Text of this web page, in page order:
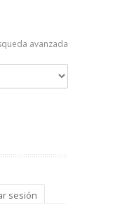
avanzada
sesión